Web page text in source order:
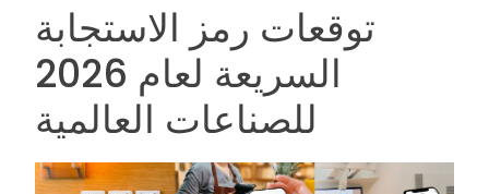
توقعات رمز الاستجابة
السريعة لعام 2026
للصناعات العالمية